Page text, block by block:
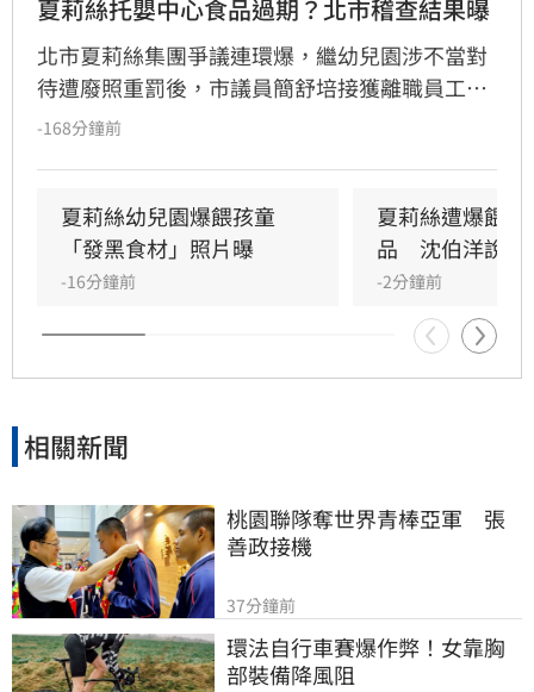
夏莉絲托嬰中心食品過期？北市稽查結果曝
北市夏莉絲集團爭議連環爆，繼幼兒園涉不當對
待遭廢照重罰後，市議員簡舒培接獲離職員工爆
料，指控旗下托嬰中心提供幼童食用過期或腐爛
應指出，接獲通報後已立即派員前往現場稽查，
雖抵達時已過用餐時間未發現異狀，但強調過去
半年已執行四次稽查皆無異常。市府重申，未來
將持續維持無預警稽查機制，若發現食安違規將
立即通報衛生局嚴辦，全力守護托嬰孩童健康安
全。
-168分鐘前
夏莉絲幼兒園爆餵孩童
「發黑食材」照片曝
-16分鐘前
夏莉絲遭爆餵
品　沈伯洋說話
-2分鐘前
相關新聞
桃園聯隊奪世界青棒亞軍　張
善政接機
37分鐘前
環法自行車賽爆作弊！女靠胸
部裝備降風阻